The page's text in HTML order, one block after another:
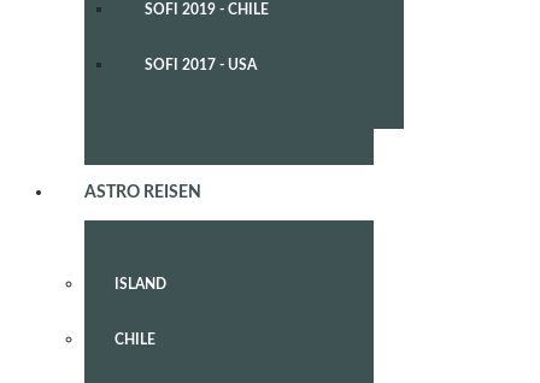
SOFI 2019 - CHILE
SOFI 2017 - USA
ASTRO REISEN
ISLAND
CHILE